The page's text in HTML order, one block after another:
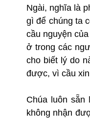
Ngài, nghĩa là
gì để chúng ta
cầu nguyện
ở trong các
cho biết lý do
được, vì cầu
Chúa luôn sẵn
không nhận